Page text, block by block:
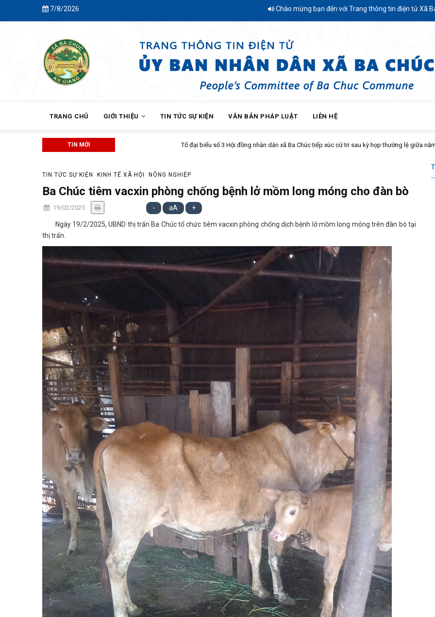
7/8/2026 Chào mừng bạn đến với Trang thông tin điện tử Xã Ba Chúc - Tỉnh An
NAVIGATION
TRANG CHỦ GIỚI THIỆU TIN TỨC SỰ KIỆN VĂN BẢN PHÁP LUẬT LIÊN HỆ
TIN MỚI Tổ đại biểu số 3 Hội đồng nhân dân xã Ba Chúc tiếp xúc cử tri sau kỳ họp thường lệ giữa năm 2026
TIN TỨC SỰ KIỆN KINH TẾ XÃ HỘI NÔNG NGHIỆP
Ba Chúc tiêm vacxin phòng chống bệnh lở mồm long móng cho đàn bò
19/02/2025 - aA +
Ngày 19/2/2025, UBND thị trấn Ba Chúc tổ chức tiêm vacxin phòng chống dịch bệnh lở mồm long móng trên đàn bò tại
thị trấn.